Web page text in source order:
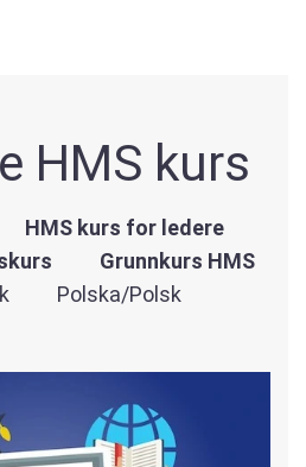
HMS kurs
HMS kurs for ledere
Grunnkurs HMS
Polska/Polsk